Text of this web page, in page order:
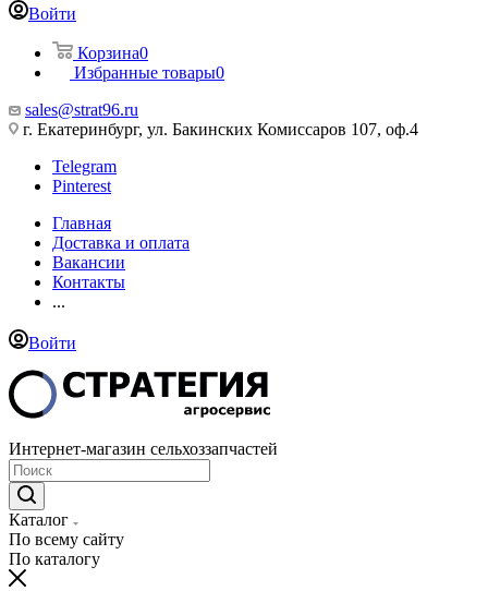
Войти
Корзина0
Избранные товары0
sales@strat96.ru
г. Екатеринбург, ул. Бакинских Комиссаров 107, оф.4
Telegram
Pinterest
Главная
Доставка и оплата
Вакансии
Контакты
...
Войти
Интернет-магазин сельхоззапчастей
Каталог
По всему сайту
По каталогу